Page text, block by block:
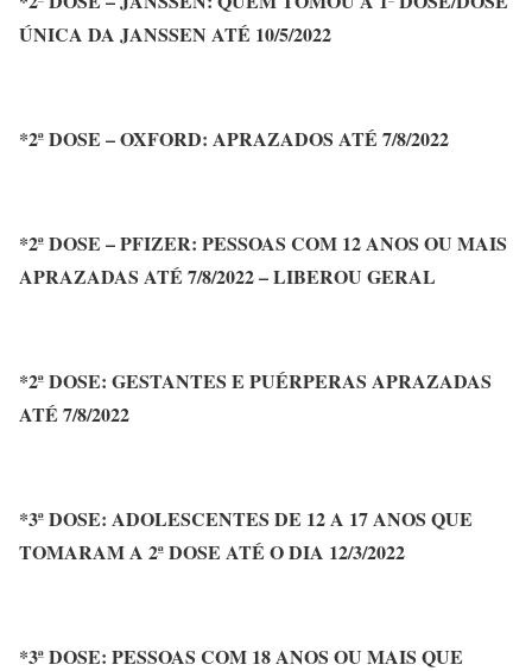
ÚNICA DA JANSSEN ATÉ 10/5/2022
*2ª DOSE – OXFORD: APRAZADOS ATÉ 7/8/2022
*2ª DOSE – PFIZER: PESSOAS COM 12 ANOS OU MAIS
APRAZADAS ATÉ 7/8/2022 – LIBEROU GERAL
*2ª DOSE: GESTANTES E PUÉRPERAS APRAZADAS
ATÉ 7/8/2022
*3ª DOSE: ADOLESCENTES DE 12 A 17 ANOS QUE
TOMARAM A 2ª DOSE ATÉ O DIA 12/3/2022
*3ª DOSE: PESSOAS COM 18 ANOS OU MAIS QUE